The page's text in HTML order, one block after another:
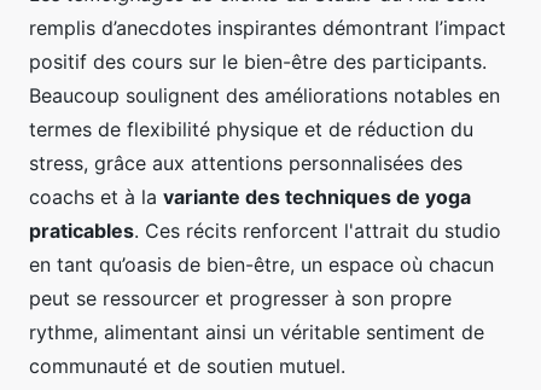
remplis d’anecdotes inspirantes démontrant l’impact
positif des cours sur le bien-être des participants.
Beaucoup soulignent des améliorations notables en
termes de flexibilité physique et de réduction du
stress, grâce aux attentions personnalisées des
coachs et à la variante des techniques de yoga
praticables. Ces récits renforcent l'attrait du studio
en tant qu’oasis de bien-être, un espace où chacun
peut se ressourcer et progresser à son propre
rythme, alimentant ainsi un véritable sentiment de
communauté et de soutien mutuel.